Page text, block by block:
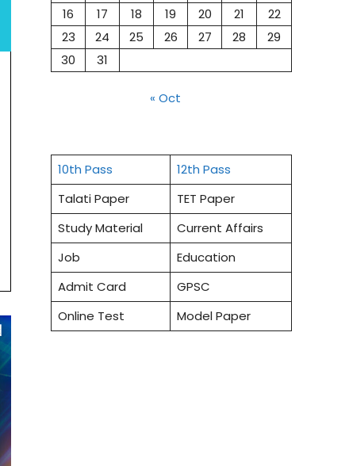
16
17 18 19 20 21
22
23
24 25 26 27 28
29
30
31
« Oct
10th Pass
12th Pass
Talati Paper
TET Paper
Study Material
Current Affairs
Job
Education
Admit Card
GPSC
Online Test
Model Paper